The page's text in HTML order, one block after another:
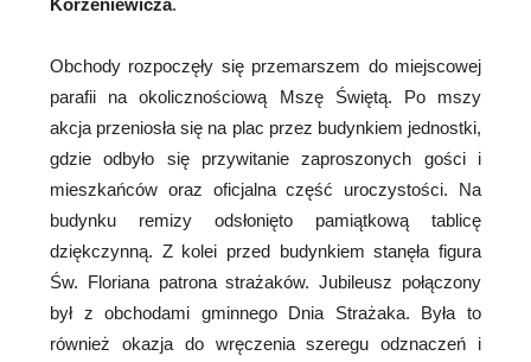
Obchody rozpoczęły się przemarszem do miejscowej
parafii na okolicznościową Mszę Świętą. Po mszy
akcja przeniosła się na plac przez budynkiem jednostki,
gdzie odbyło się przywitanie zaproszonych gości i
mieszkańców oraz oficjalna część uroczystości. Na
budynku remizy odsłonięto pamiątkową tablicę
dziękczynną. Z kolei przed budynkiem stanęła figura
Św. Floriana patrona strażaków. Jubileusz połączony
był z obchodami gminnego Dnia Strażaka. Była to
również okazja do wręczenia szeregu odznaczeń i